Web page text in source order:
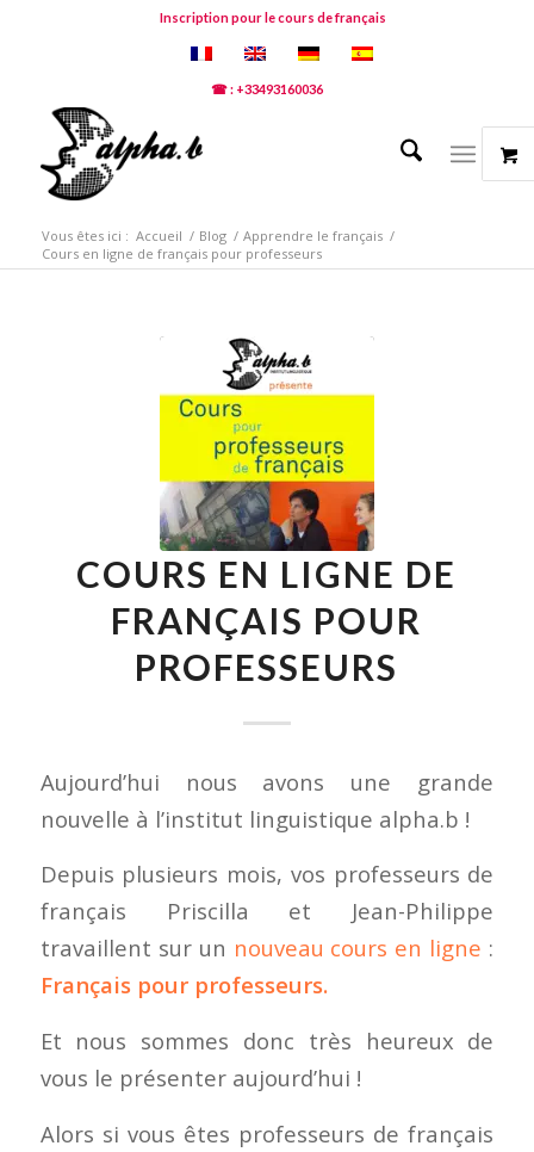
Inscription pour le cours de français
☎ : +33493160036
Vous êtes ici : Accueil / Blog / Apprendre le français /
Cours en ligne de français pour professeurs
COURS EN LIGNE DE
FRANÇAIS POUR
PROFESSEURS
Aujourd’hui nous avons une grande
nouvelle à l’institut linguistique alpha.b !
Depuis plusieurs mois, vos professeurs de
français Priscilla et Jean-Philippe
travaillent sur un nouveau cours en ligne :
Français pour professeurs.
Et nous sommes donc très heureux de
vous le présenter aujourd’hui !
Alors si vous êtes professeurs de français